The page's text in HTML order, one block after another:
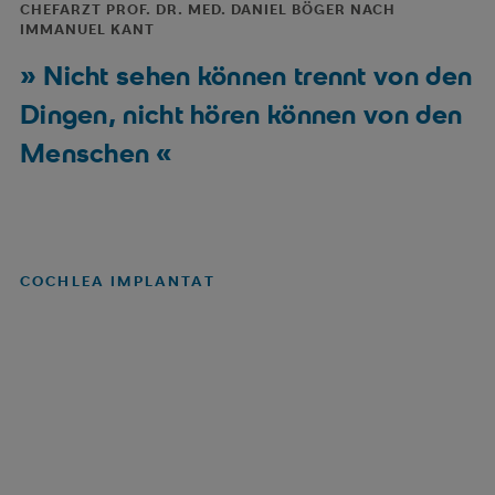
Tauchmedizinische Untersuchungen
Speicheldrüsen und Halsweichteilen
Videostroboskopie bei Stimmstörungen
Hörscreening bei Neugeborenen
Minimalinvasive mikrochirurgische
plastische Deckung der sonst entstellenden
Nicht sehen können trennt von den
Dingen, nicht hören können von den
Menschen
CHEFARZT PROF. DR. MED. DANIEL BÖGER NACH
IMMANUEL KANT
COCHLEA IMPLANTAT